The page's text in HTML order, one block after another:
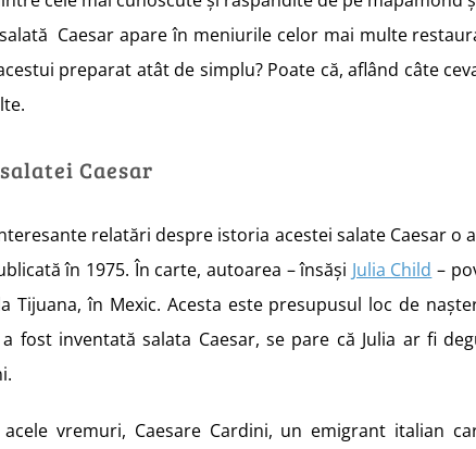
Caesar apare în meniurile celor mai multe
preparat atât de simplu? Poate că, aflând câte
Caesar
relatări despre istoria acestei salate Caesar o
în 1975. În carte, autoarea – însăși Julia Child –
Tijuana, în Mexic. Acesta este presupusul loc de
fost inventată salata Caesar, se pare că Julia ar fi
vremuri, Caesare Cardini, un emigrant italian